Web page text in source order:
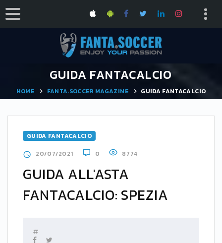
GUIDA FANTACALCIO
HOME FANTA.SOCCER MAGAZINE GUIDA FANTACALCIO
GUIDA FANTACALCIO
20/07/2021
0 8774
GUIDA ALL'ASTA
FANTACALCIO: SPEZIA